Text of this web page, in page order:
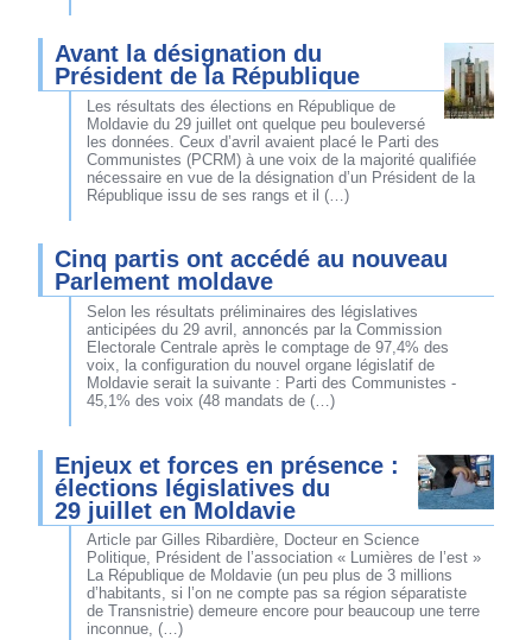
Avant la désignation du
Président de la République
Les résultats des élections en République de
Moldavie du 29 juillet ont quelque peu bouleversé
les données. Ceux d’avril avaient placé le Parti des
Communistes (PCRM) à une voix de la majorité qualifiée
nécessaire en vue de la désignation d’un Président de la
République issu de ses rangs et il (…)
Cinq partis ont accédé au nouveau
Parlement moldave
Selon les résultats préliminaires des législatives
anticipées du 29 avril, annoncés par la Commission
Electorale Centrale après le comptage de 97,4% des
voix, la configuration du nouvel organe législatif de
Moldavie serait la suivante : Parti des Communistes -
45,1% des voix (48 mandats de (…)
Enjeux et forces en présence :
élections législatives du
29 juillet en Moldavie
Article par Gilles Ribardière, Docteur en Science
Politique, Président de l’association « Lumières de l’est »
La République de Moldavie (un peu plus de 3 millions
d’habitants, si l’on ne compte pas sa région séparatiste
de Transnistrie) demeure encore pour beaucoup une terre
inconnue, (…)